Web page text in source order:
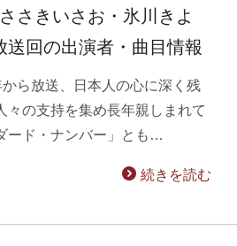
さきいさお・氷川きよ
回の出演者・曲目情報
ら放送、日本人の心に深く残
々の支持を集め長年親しまれて
ード・ナンバー」とも…
続きを読む